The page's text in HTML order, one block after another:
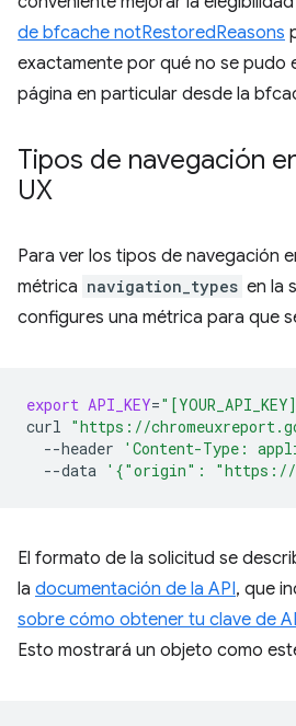
de bfcache notRestoredReasons
exactamente por qué no se pudo
página en particular desde la
Tipos de navegación
UX
Para ver los tipos de navegación
métrica navigation_types en la
configures una métrica para que
export API_KEY=
curl "https://
--header
'Content-Type:
--data '{"origin": "https://
El formato de la solicitud se
la documentación de la API, que
sobre cómo obtener tu clave de
Esto mostrará un objeto como